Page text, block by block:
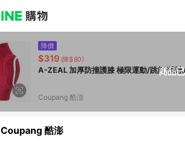
商品
降價
$319 (降$80)
Coupang 酷澎
Coupang 酷澎